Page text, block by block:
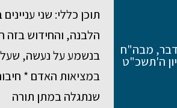
מבה"ח
ה'תשכ"ט
תוכן כללי: שני
הלבנה, והחידוש בזה
בנשמע על נעשה, שעל
במציאות האדם *
שנתגלה במתן תורה